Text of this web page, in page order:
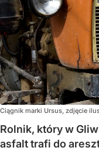
Ciągnik marki Ursus, zdjęcie
Rolnik, który w
asfalt trafi do